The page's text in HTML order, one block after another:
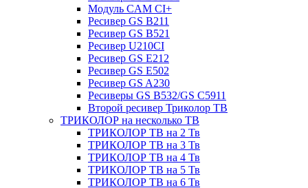
Модуль CAM CI+
Ресивер GS B211
Ресивер GS B521
Ресивер U210CI
Ресивер GS E212
Ресивер GS E502
Ресивер GS A230
Ресиверы GS B532/GS C5911
Второй ресивер Триколор ТВ
ТРИКОЛОР на несколько ТВ
ТРИКОЛОР ТВ на 2 Тв
ТРИКОЛОР ТВ на 3 Тв
ТРИКОЛОР ТВ на 4 Тв
ТРИКОЛОР ТВ на 5 Тв
ТРИКОЛОР ТВ на 6 Тв